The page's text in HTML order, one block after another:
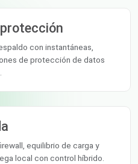
con instantáneas,
de protección de datos
equilibrio de carga y
local con control híbrido.